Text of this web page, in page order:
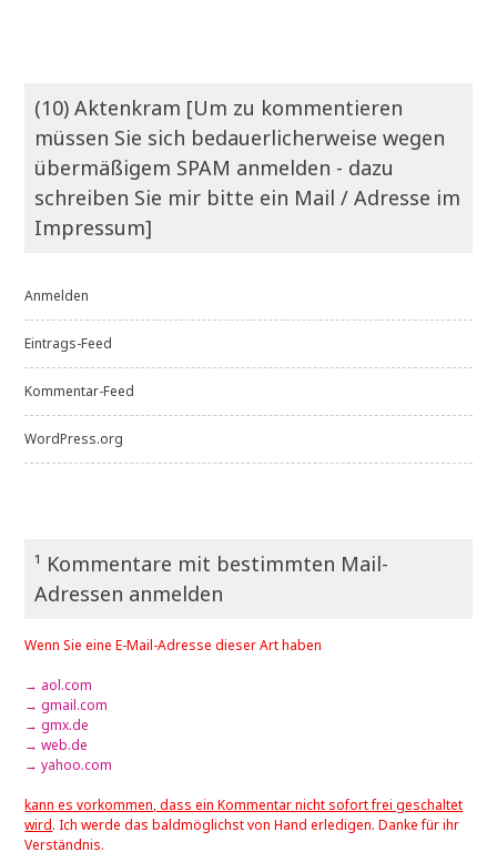
(10) Aktenkram [Um zu kommentieren
müssen Sie sich bedauerlicherweise wegen
übermäßigem SPAM anmelden - dazu
schreiben Sie mir bitte ein Mail / Adresse im
Impressum]
Anmelden
Eintrags-Feed
Kommentar-Feed
WordPress.org
¹ Kommentare mit bestimmten Mail-
Adressen anmelden
Wenn Sie eine E-Mail-Adresse dieser Art haben
→ aol.com
→ gmail.com
→ gmx.de
→ web.de
→ yahoo.com
kann es vorkommen, dass ein Kommentar nicht sofort frei geschaltet
wird. Ich werde das baldmöglichst von Hand erledigen. Danke für ihr
Verständnis.